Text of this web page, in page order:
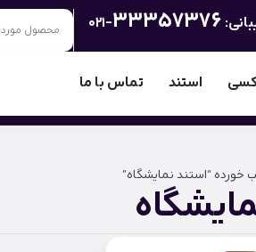
33357376
-021
استند تماس با ما
“استند نمایشگاه”